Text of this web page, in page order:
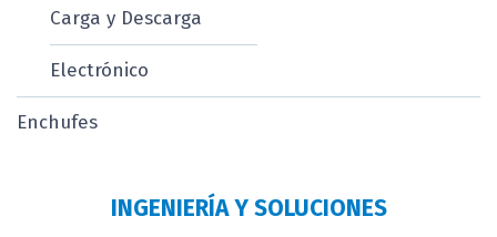
Carga y Descarga
Electrónico
Enchufes
INGENIERÍA Y SOLUCIONES